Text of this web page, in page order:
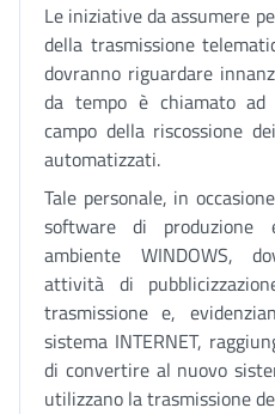
Le iniziative da assumere
della trasmissione
dovranno riguardare
da tempo è chiamato
campo della riscossione
automatizzati.
Tale personale, in
software di
ambiente WINDOWS,
attività di
trasmissione e,
sistema INTERNET,
di convertire al nuovo
utilizzano la trasmissione